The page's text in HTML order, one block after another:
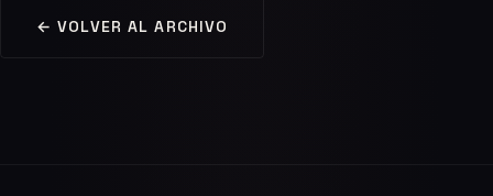
← VOLVER AL ARCHIVO